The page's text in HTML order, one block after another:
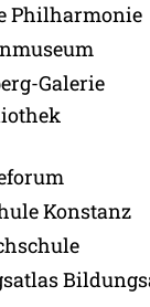
Philharmonie
Galerie
Konstanz